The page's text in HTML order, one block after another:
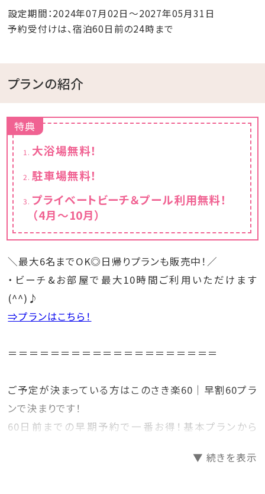
設定期間：2024年07月02日～2027年05月31日
予約受付けは、宿泊60日前の24時まで
プランの紹介
特典
大浴場無料！
駐車場無料！
プライベートビーチ＆プール利用無料！
（4月～10月）
＼最大6名までOK◎日帰りプランも販売中！／
・ビーチ&お部屋で最大10時間ご利用いただけます
(^^)♪
⇒プランはこちら！
＝＝＝＝＝＝＝＝＝＝＝＝＝＝＝＝＝＝＝＝
ご予定が決まっている方はこのさき楽60｜早割60プラ
ンで決まりです！
60日前までの早期予約で一番お得！基本プランから
プランで迷っているお客様必見の早期割60プランです！
▼ 続きを表示